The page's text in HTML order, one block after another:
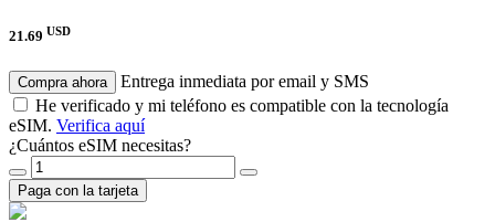
21.69 USD
Compra ahora
Entrega inmediata por email y SMS
He verificado y mi teléfono es compatible con la tecnología
eSIM. Verifica aquí
¿Cuántos eSIM necesitas?
Paga con la tarjeta